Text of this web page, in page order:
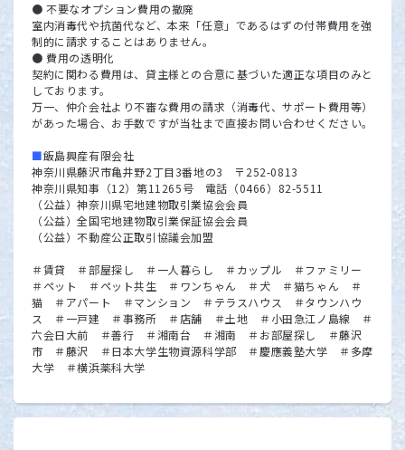
● 不要なオプション費用の撤廃
室内消毒代や抗菌代など、本来「任意」であるはずの付帯費用を強
制的に請求することはありません。
● 費用の透明化
契約に関わる費用は、貸主様との合意に基づいた適正な項目のみと
しております。
万一、仲介会社より不審な費用の請求（消毒代、サポート費用等）
があった場合、お手数ですが当社まで直接お問い合わせください。
■飯島興産有限会社
神奈川県藤沢市亀井野2丁目3番地の3 〒252-0813
神奈川県知事（12）第11265号 電話（0466）82-5511
（公益）神奈川県宅地建物取引業協会会員
（公益）全国宅地建物取引業保証協会会員
（公益）不動産公正取引協議会加盟
＃賃貸 ＃部屋探し ＃一人暮らし ＃カップル ＃ファミリー
＃ペット ＃ペット共生 ＃ワンちゃん ＃犬 ＃猫ちゃん ＃
猫 ＃アパート ＃マンション ＃テラスハウス ＃タウンハウ
ス ＃一戸建 ＃事務所 ＃店舗 ＃土地 ＃小田急江ノ島線 ＃
六会日大前 ＃善行 ＃湘南台 ＃湘南 ＃お部屋探し ＃藤沢
市 ＃藤沢 ＃日本大学生物資源科学部 ＃慶應義塾大学 ＃多摩
大学 ＃横浜薬科大学